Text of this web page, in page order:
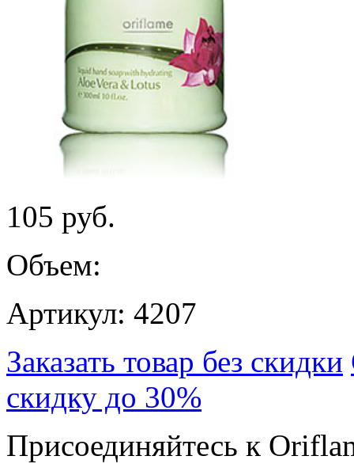
105 руб.
Объем:
Артикул: 4207
Заказать товар без скидки
скидку до 30%
Присоединяйтесь к